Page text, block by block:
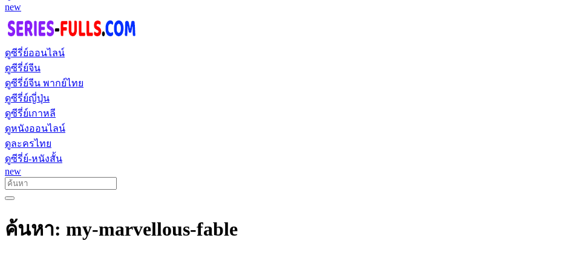
new
ดูซีรี่ย์ออนไลน์
ดูซีรี่ย์จีน
ดูซีรี่ย์จีน พากย์ไทย
ดูซีรี่ย์ญี่ปุ่น
ดูซีรี่ย์เกาหลี
ดูหนังออนไลน์
ดูละครไทย
ดูซีรี่ย์-หนังสั้น
new
ค้นหา: my-marvellous-fable